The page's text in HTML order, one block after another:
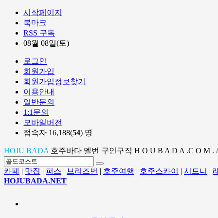
시작페이지
북마크
RSS 구독
08월 08일(토)
로그인
회원가입
회원가입정보찾기
이용안내
일반문의
1:1문의
모바일버전
접속자 16,188(54) 명
HOJU BADA 호주바다 멜번 구인구직 H O U B A D A .C O M .
카페 | 맛집 | 퍼스 | 브리즈번 | 호주여행 | 호주스카이 | 시드니 |
HOJUBADA.NET